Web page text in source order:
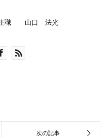
職 山口 法光